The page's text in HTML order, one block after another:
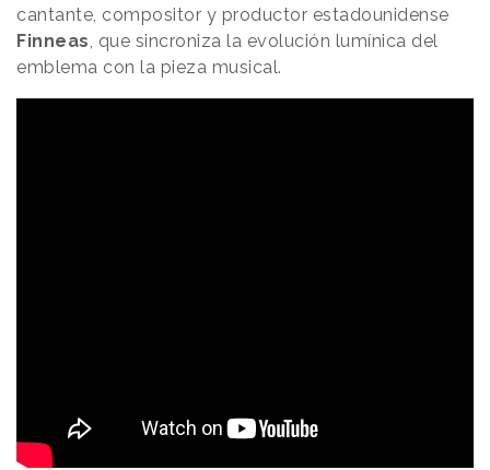
cantante, compositor y productor estadounidense
Finneas, que sincroniza la evolución lumínica del
emblema con la pieza musical.